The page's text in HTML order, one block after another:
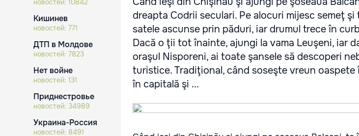
новостей: 10842
Кишинев
новостей: 771
ДТП в Молдове
новостей: 7823
Нет войне
новостей: 131
Приднестровье
новостей: 34989
Украина-Россия
новостей: 8491
dreapta Codrii seculari. Pe alocuri mijesc semeţ
satele ascunse prin păduri, iar drumul trece în
Dacă o ţii tot înainte, ajungi la vama Leuşeni, iar
oraşul Nisporeni, ai toate şansele să descoperi
turistice. Tradiţional, când soseşte vreun oaspete
în capitală şi ...